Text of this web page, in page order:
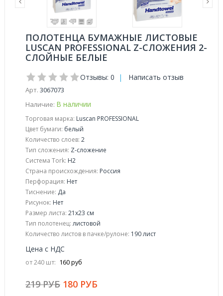
ПОЛОТЕНЦА БУМАЖНЫЕ ЛИСТОВЫЕ
LUSCAN PROFESSIONAL Z-СЛОЖЕНИЯ 2-
СЛОЙНЫЕ БЕЛЫЕ
Отзывы: 0 | Написать отзыв
Арт. 3067073
Наличие: В наличии
Торговая марка: Luscan PROFESSIONAL
Цвет бумаги: белый
Количество слоев: 2
Тип сложения: Z-сложение
Система Tork: Н2
Страна происхождения: Россия
Перфорация: Нет
Тиснение: Да
Рисунок: Нет
Размер листа: 21x23 см
Тип полотенец: листовой
Количество листов в пачке/рулоне: 190 лист
Цена с НДС
от 240 шт: 160 руб
219 РУБ 180 РУБ